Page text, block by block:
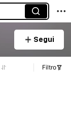
Segui
Filtro